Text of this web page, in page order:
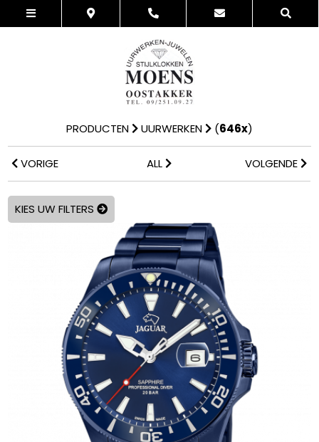
PRODUCTEN UURWERKEN (646x)
VORIGE ALL VOLGENDE
KIES UW FILTERS